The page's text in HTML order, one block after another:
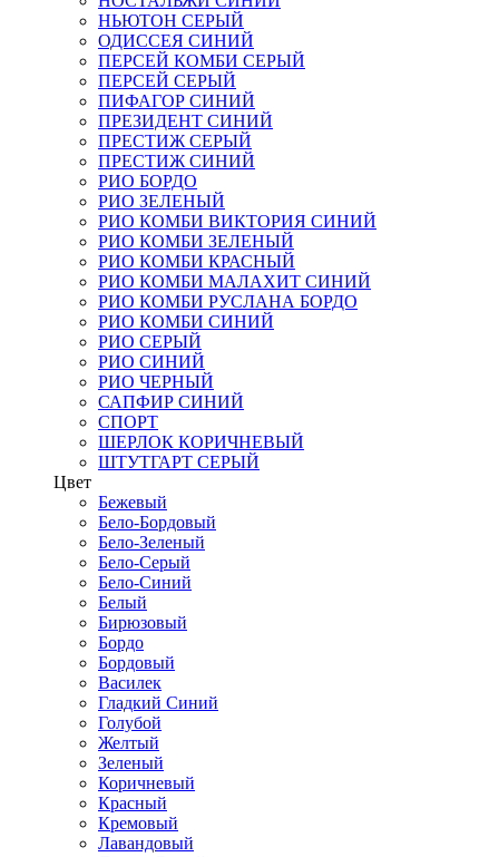
НЬЮТОН СЕРЫЙ
ОДИССЕЯ СИНИЙ
ПЕРСЕЙ КОМБИ СЕРЫЙ
ПЕРСЕЙ СЕРЫЙ
ПИФАГОР СИНИЙ
ПРЕЗИДЕНТ СИНИЙ
ПРЕСТИЖ СЕРЫЙ
ПРЕСТИЖ СИНИЙ
РИО БОРДО
РИО ЗЕЛЕНЫЙ
РИО КОМБИ ВИКТОРИЯ СИНИЙ
РИО КОМБИ ЗЕЛЕНЫЙ
РИО КОМБИ КРАСНЫЙ
РИО КОМБИ МАЛАХИТ СИНИЙ
РИО КОМБИ РУСЛАНА БОРДО
РИО КОМБИ СИНИЙ
РИО СЕРЫЙ
РИО СИНИЙ
РИО ЧЕРНЫЙ
САПФИР СИНИЙ
СПОРТ
ШЕРЛОК КОРИЧНЕВЫЙ
ШТУТГАРТ СЕРЫЙ
Цвет
Бежевый
Бело-Бордовый
Бело-Зеленый
Бело-Серый
Бело-Синий
Белый
Бирюзовый
Бордо
Бордовый
Василек
Гладкий Синий
Голубой
Желтый
Зеленый
Коричневый
Красный
Кремовый
Лавандовый